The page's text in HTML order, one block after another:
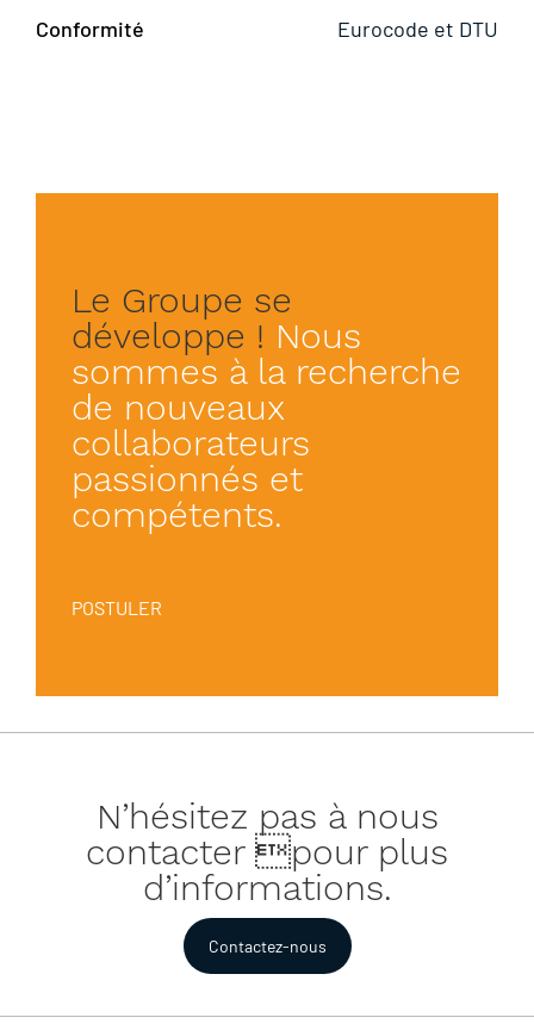
Conformité Eurocode et DTU
Le Groupe se
développe ! Nous
sommes à la recherche
de nouveaux
collaborateurs
passionnés et
compétents.
POSTULER
N’hésitez pas à nous
contacter pour plus
d’informations.
Contactez-nous